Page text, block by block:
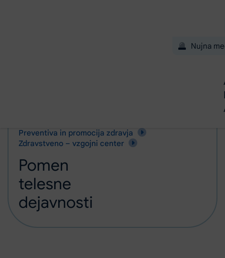
Nujna
Preventiva in promocija zdravja
Zdravstveno – vzgojni center
Pomen telesne dejavnosti
Pomen
telesne
dejavnosti